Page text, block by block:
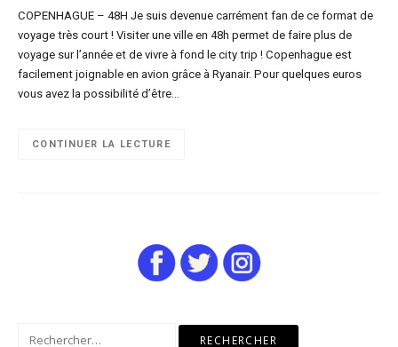
COPENHAGUE – 48H Je suis devenue carrément fan de ce format de
voyage très court ! Visiter une ville en 48h permet de faire plus de
voyage sur l’année et de vivre à fond le city trip ! Copenhague est
facilement joignable en avion grâce à Ryanair. Pour quelques euros
vous avez la possibilité d’être…
CONTINUER LA LECTURE